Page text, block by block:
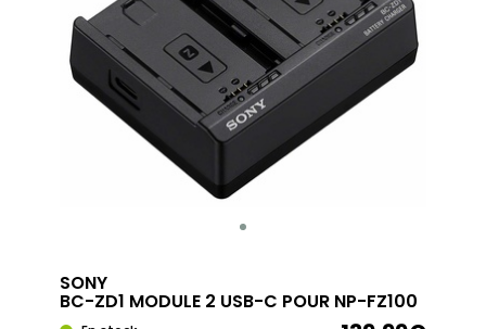
SONY
BC-ZD1 MODULE 2 USB-C POUR NP-FZ100